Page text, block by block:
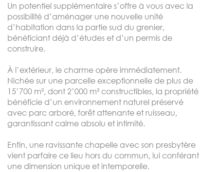
Un potentiel supplémentaire s’offre à vous avec la
possibilité d’aménager une nouvelle unité
d’habitation dans la partie sud du grenier,
bénéficiant déjà d’études et d’un permis de
construire.
À l’extérieur, le charme opère immédiatement.
Nichée sur une parcelle exceptionnelle de plus de
15’700 m², dont 2’000 m² constructibles, la propriété
bénéficie d’un environnement naturel préservé
avec parc arboré, forêt attenante et ruisseau,
garantissant calme absolu et intimité.
Enfin, une ravissante chapelle avec son presbytère
vient parfaire ce lieu hors du commun, lui conférant
une dimension unique et intemporelle.